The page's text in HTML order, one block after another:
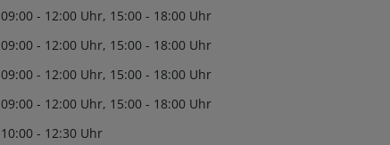
09:00 - 12:00 Uhr, 15:00 - 18:00 Uhr
09:00 - 12:00 Uhr, 15:00 - 18:00 Uhr
09:00 - 12:00 Uhr, 15:00 - 18:00 Uhr
09:00 - 12:00 Uhr, 15:00 - 18:00 Uhr
10:00 - 12:30 Uhr